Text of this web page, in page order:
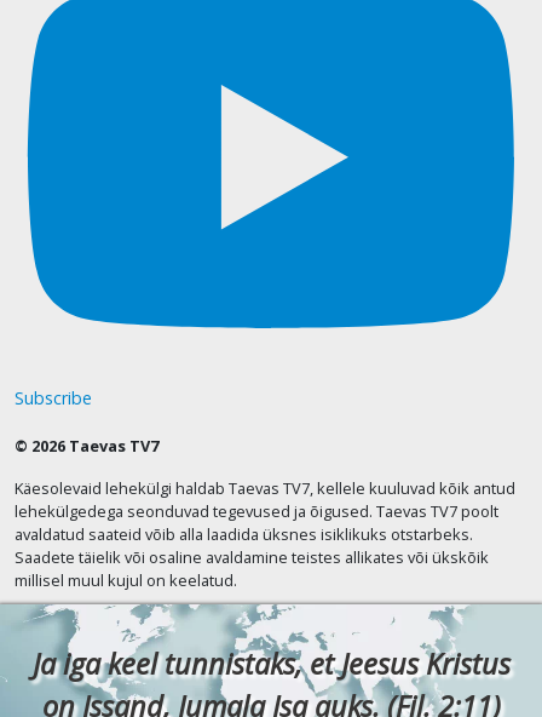
Subscribe
© 2026 Taevas TV7
Käesolevaid lehekülgi haldab Taevas TV7, kellele kuuluvad kõik antud
lehekülgedega seonduvad tegevused ja õigused. Taevas TV7 poolt
avaldatud saateid võib alla laadida üksnes isiklikuks otstarbeks.
Saadete täielik või osaline avaldamine teistes allikates või ükskõik
millisel muul kujul on keelatud.
Ja iga keel tunnistaks, et Jeesus Kristus
on Issand, Jumala Isa auks. (Fil. 2:11)